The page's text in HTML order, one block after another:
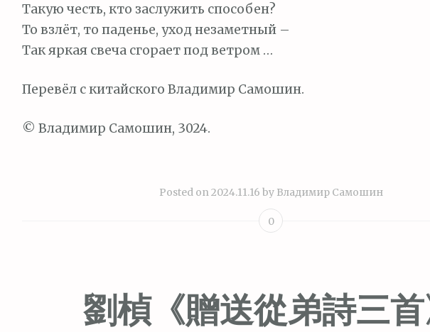
Такую честь, кто заслужить способен?
То взлёт, то паденье, уход незаметный –
Так яркая свеча сгорает под ветром …
Перевёл с китайского Владимир Самошин.
© Владимир Самошин, 3024.
Posted on2024.11.16 by Владимир Самошин
0
劉楨《贈送從弟詩三